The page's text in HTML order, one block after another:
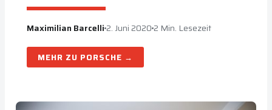
Maximilian Barcelli2. Juni 20202 Min. Lesezeit
PORSCHE